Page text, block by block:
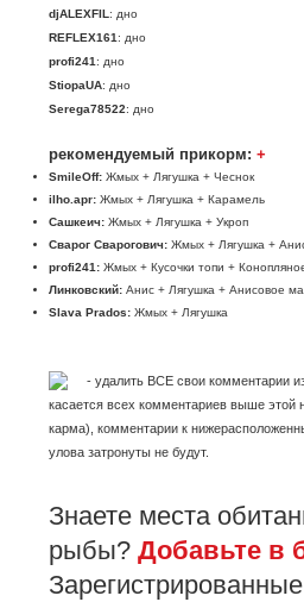
djALEXFIL : дно
REFLEX161 : дно
profi241 : дно
StiopaUA: дно
Serega78522: дно
рекомендуемый прикорм: +
SmileOff: Жмых + Лягушка + Чеснок
ilho.apr: Жмых + Лягушка + Карамель
Сашкеич: Жмых + Лягушка + Укроп
Сварог Сварогович: Жмых + Лягушка +
profi241: Жмых + Кусочки топи +
Линковский: Анис + Лягушка + Анисовое
Slava Prados: Жмых + Лягушка
- удалить ВСЕ свои комментарии
касается всех комментариев выше этой
карма), комментарии к
улова затронуты не будут.
Знаете места
рыбы? Добавьте в